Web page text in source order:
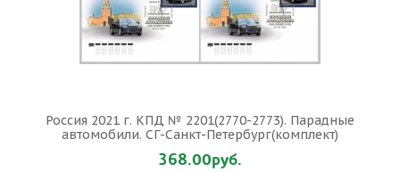
Россия 2021 г. КПД № 2201(2770-2773). Парадные
автомобили. СГ-Санкт-Петербург(комплект)
368.00руб.